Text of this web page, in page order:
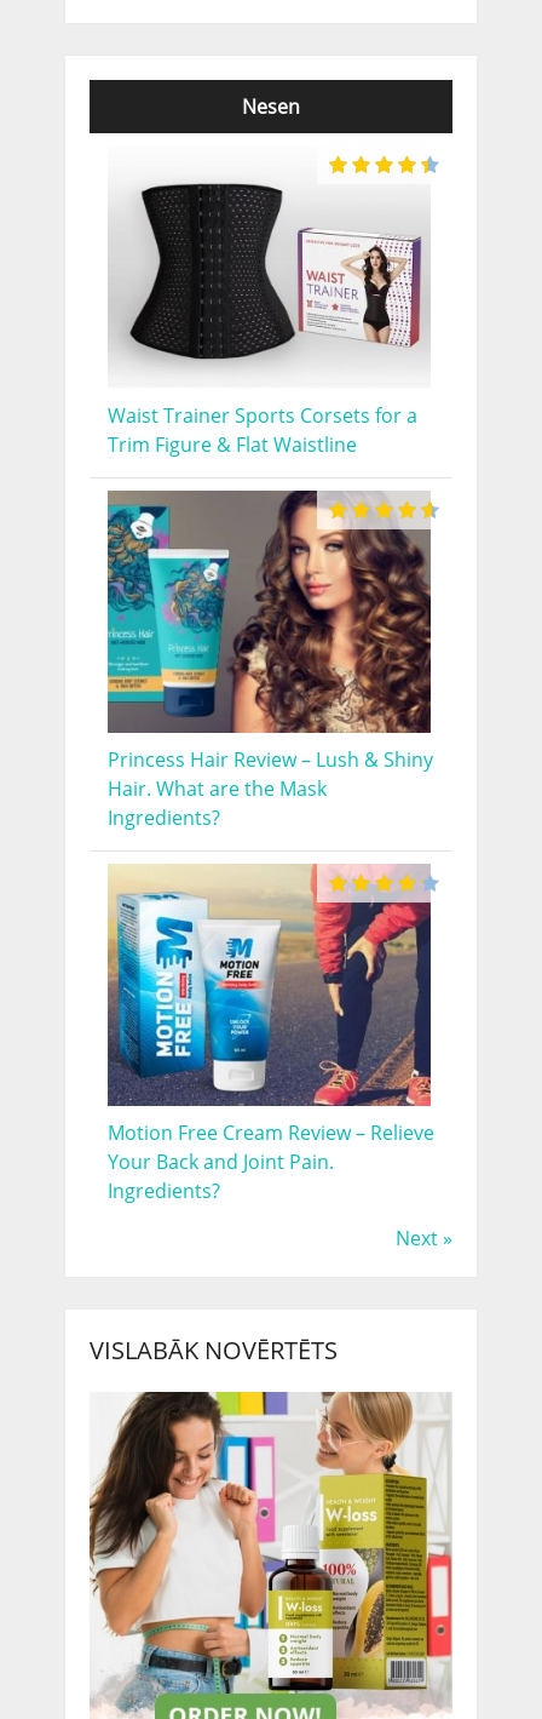
Nesen
Waist Trainer Sports Corsets for a
Trim Figure & Flat Waistline
Princess Hair Review – Lush & Shiny
Hair. What are the Mask
Ingredients?
Motion Free Cream Review – Relieve
Your Back and Joint Pain.
Ingredients?
Next »
VISLABĀK NOVĒRTĒTS